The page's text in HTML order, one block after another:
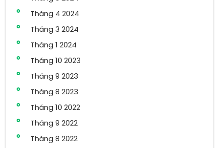
Tháng 4 2024
Tháng 3 2024
Tháng 1 2024
Tháng 10 2023
Tháng 9 2023
Tháng 8 2023
Tháng 10 2022
Tháng 9 2022
Tháng 8 2022